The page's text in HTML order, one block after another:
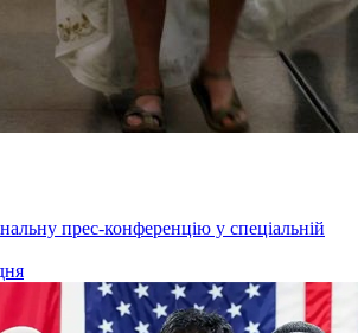
прес-конференцію у спеціальній